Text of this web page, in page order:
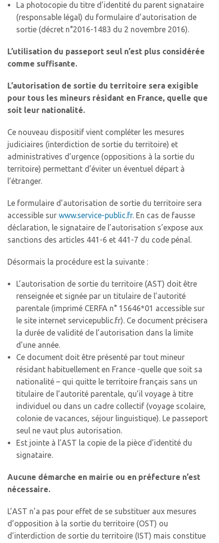
La photocopie du titre d’identité du parent signataire
(responsable légal) du formulaire d’autorisation de
sortie (décret n°2016-1483 du 2 novembre 2016).
L’utilisation du passeport seul n’est plus considérée
comme suffisante.
L’autorisation de sortie du territoire sera exigible
pour tous les mineurs résidant en France, quelle que
soit leur nationalité.
Ce nouveau dispositif vient compléter les mesures
judiciaires (interdiction de sortie du territoire) et
administratives d’urgence (oppositions à la sortie du
territoire) permettant d’éviter un éventuel départ à
l’étranger.
Le formulaire d’autorisation de sortie du territoire sera
accessible sur www.service-public.fr. En cas de fausse
déclaration, le signataire de l’autorisation s’expose aux
sanctions des articles 441-6 et 441-7 du code pénal.
Désormais la procédure est la suivante :
L’autorisation de sortie du territoire (AST) doit être
renseignée et signée par un titulaire de l’autorité
parentale (imprimé CERFA n° 15646*01 accessible sur
le site internet servicepublic.fr). Ce document précisera
la durée de validité de l’autorisation dans la limite
d’une année.
Ce document doit être présenté par tout mineur
résidant habituellement en France -quelle que soit sa
nationalité – qui quitte le territoire français sans un
titulaire de l’autorité parentale, qu’il voyage à titre
individuel ou dans un cadre collectif (voyage scolaire,
colonie de vacances, séjour linguistique). Le passeport
seul ne vaut plus autorisation.
Est jointe à l’AST la copie de la pièce d’identité du
signataire.
Aucune démarche en mairie ou en préfecture n’est
nécessaire.
L’AST n’a pas pour effet de se substituer aux mesures
d’opposition à la sortie du territoire (OST) ou
d’interdiction de sortie du territoire (IST) mais constitue